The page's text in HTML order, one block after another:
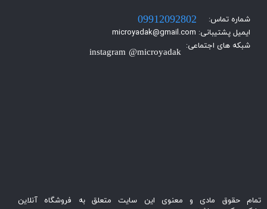
شماره تماس:
ایمیل پشتیبانی: microyadak@gmail.com
شبکه های اجتماعی:
instagram @microyadak
09912092802
تمام حقوق مادی و معنوی این سایت متعلق به فروشگاه آنلاین